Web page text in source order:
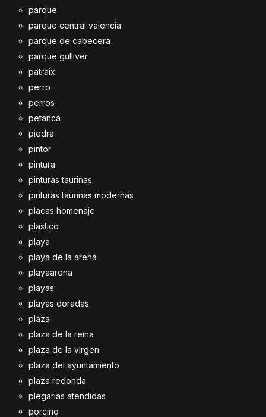
parque
parque central valencia
parque de cabecera
parque gulliver
patraix
perro
perros
petanca
piedra
pintor
pintura
pinturas taurinas
pinturas taurinas modernas
placas homenaje
plastico
playa
playa de la arena
playaarena
playas
playas doradas
plaza
plaza de la reina
plaza de la virgen
plaza del ayuntamiento
plaza redonda
plegarias atendidas
porcino